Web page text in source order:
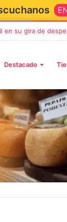
en su gira de
Destacado
5 octubre, 2026
en su